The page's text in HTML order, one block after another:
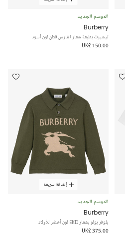
الموسم الجديد
Burberry
تيشيرت بطبعة شعار الفارس قطن لون أسود
UK£ 150.00
إضافة سريعة
الموسم الجديد
Burberry
بلوفر بولو بشعار EKD لون أخضر للأولاد
UK£ 375.00